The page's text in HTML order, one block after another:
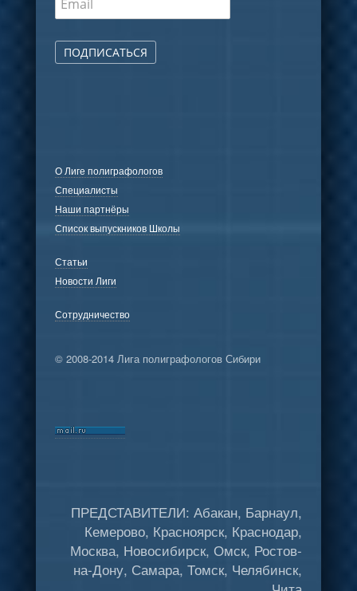
ПОДПИСАТЬСЯ
О Лиге полиграфологов
Специалисты
Наши партнёры
Список выпускников Школы
Статьи
Новости Лиги
Сотрудничество
© 2008-2014 Лига полиграфологов Сибири
ПРЕДСТАВИТЕЛИ: Абакан, Барнаул,
Кемерово, Красноярск, Краснодар,
Москва, Новосибирск, Омск, Ростов-
на-Дону, Самара, Томск, Челябинск,